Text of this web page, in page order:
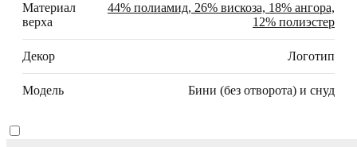
Материал
верха
44% полиамид, 26% вискоза, 18% ангора,
12% полиэстер
Декор Логотип
Модель Бини (без отворота) и снуд